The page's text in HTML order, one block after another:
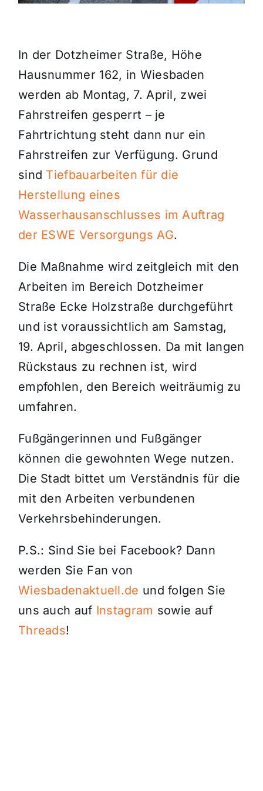
Gewinnspiele
In der Dotzheimer Straße, Höhe
Hausnummer 162, in Wiesbaden
werden ab Montag, 7. April, zwei
Fahrstreifen gesperrt – je
Fahrtrichtung steht dann nur ein
Fahrstreifen zur Verfügung. Grund
sind Tiefbauarbeiten für die
Herstellung eines
Wasserhausanschlusses im Auftrag
der ESWE Versorgungs AG.
Die Maßnahme wird zeitgleich mit den
Arbeiten im Bereich Dotzheimer
Straße Ecke Holzstraße durchgeführt
und ist voraussichtlich am Samstag,
19. April, abgeschlossen. Da mit langen
Rückstaus zu rechnen ist, wird
empfohlen, den Bereich weiträumig zu
umfahren.
Fußgängerinnen und Fußgänger
können die gewohnten Wege nutzen.
Die Stadt bittet um Verständnis für die
mit den Arbeiten verbundenen
Verkehrsbehinderungen.
P.S.: Sind Sie bei Facebook? Dann
werden Sie Fan von
Wiesbadenaktuell.de und folgen Sie
uns auch auf Instagram sowie auf
Threads!